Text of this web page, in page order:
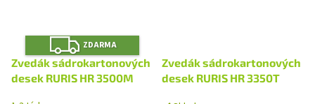
Z
D
A
R
M
ZDARMA
Zvedák sádrokartonových
desek RURIS HR 3500M
Zvedák sádrokartonových
desek RURIS HR 3350T